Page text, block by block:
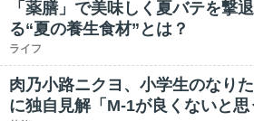
「薬膳」で美味しく夏バテを撃
る“夏の養生食材”とは？
ライフ
肉乃小路ニクヨ、小学生のなり
に独自見解「M-1が良くないと思